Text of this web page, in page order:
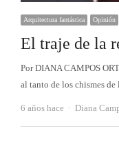
Arquitectura fantástica Opinión
El traje de la
Por DIANA CAMPOS
al tanto de los chismes de
6 años hace Autor
Diana